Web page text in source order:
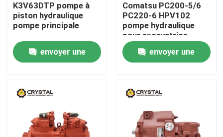
Vidéos
K3V63DTP pompe à
piston hydraulique
pompe principale
envoyer une
Comatsu PC200-5/6
PC220-6 HPV102
pompe hydraulique
pour excavatrice
remplacée par
l'importation originale
envoyer une